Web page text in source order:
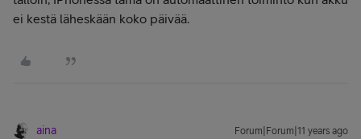
ei kestä läheskään koko päivää.
aina Forum|Forum|11 years ago